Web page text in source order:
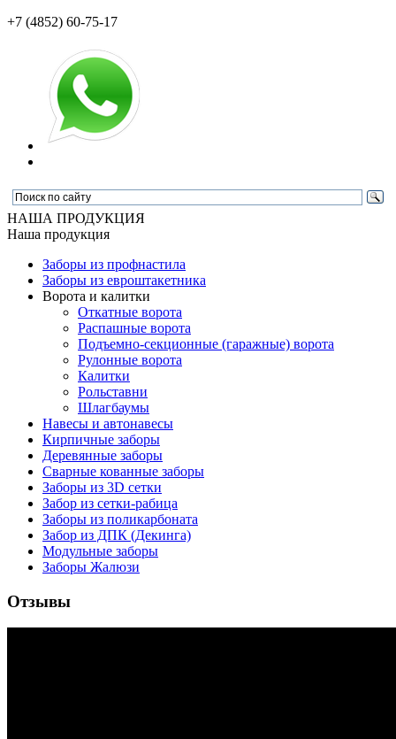
+7 (4852) 60-75-17
НАША ПРОДУКЦИЯ
Наша продукция
Заборы из профнастила
Заборы из евроштакетника
Ворота и калитки
Откатные ворота
Распашные ворота
Подъемно-секционные (гаражные) ворота
Рулонные ворота
Калитки
Рольставни
Шлагбаумы
Навесы и автонавесы
Кирпичные заборы
Деревянные заборы
Сварные кованные заборы
Заборы из 3D сетки
Забор из сетки-рабица
Заборы из поликарбоната
Забор из ДПК (Декинга)
Модульные заборы
Заборы Жалюзи
Отзывы